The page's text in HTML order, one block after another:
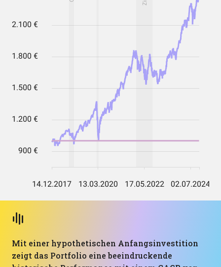
Mit einer hypothetischen Anfangsinvestition
zeigt das Portfolio eine beeindruckende